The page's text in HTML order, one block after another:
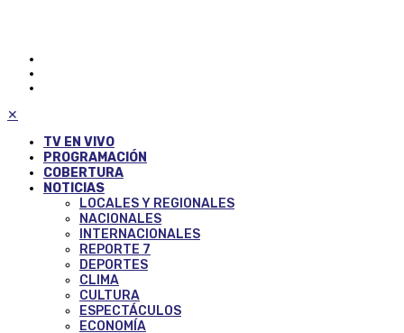
✕
TV EN VIVO
PROGRAMACIÓN
COBERTURA
NOTICIAS
LOCALES Y REGIONALES
NACIONALES
INTERNACIONALES
REPORTE 7
DEPORTES
CLIMA
CULTURA
ESPECTÁCULOS
ECONOMÍA